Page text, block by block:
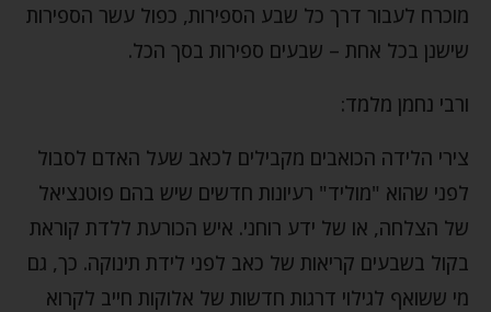
מוכרח לעבור דרך כל שבע הספירות, כפול עשר הספירות
שישנן בכל אחת – שבעים ספירות בסך הכל.
ורבי נחמן מלמד:
צירי הלידה הכואבים מקבילים לכאב שעל האדם לסבול
לפני שהוא "מוליד" רעיונות חדשים שיש בהם פוטנציאל
של הצלחה, או של ידע רוחני. איש הכורעת ללדת קוראת
בקול בשבעים קריאות של כאב לפני לידת תינוקה. כך, גם
מי ששואף לגילוי דרגות חדשות של אלוקות חייב לקרוא